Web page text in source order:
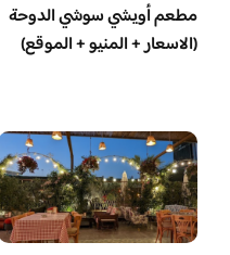
مطعم أويشي سوشي الدوحة
(الاسعار + المنيو + الموقع)